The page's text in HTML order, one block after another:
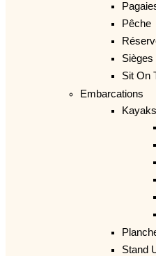
Pêche
Sièges
Sit On
Embarcations
Kayaks
Stand